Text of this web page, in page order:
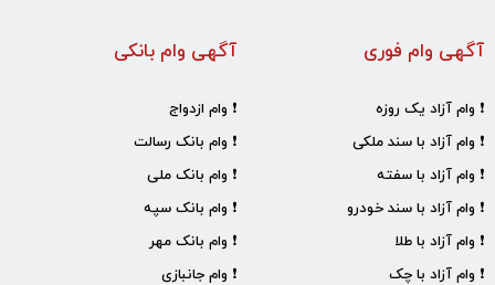
آگهی وام بانکی
❗ وام ازدواج
❗ وام بانک رسالت
❗ وام بانک ملی
❗ وام بانک سپه
❗ وام بانک مهر
❗ وام جانبازی
آگهی وام فوری
❗ وام آزاد یک روزه
❗ وام آزاد با سند ملکی
❗ وام آزاد با سفته
❗ وام آزاد با سند خودرو
❗ وام آزاد با طلا
❗ وام آزاد با چک